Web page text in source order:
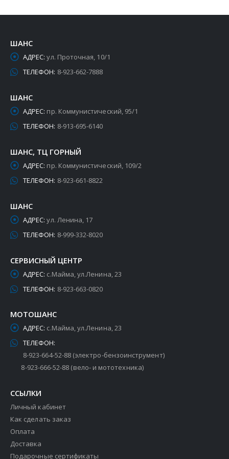
ШАНС
АДРЕС: ул. Проточная, 10/1
ТЕЛЕФОН: 8-923-662-7888
ШАНС
АДРЕС: пр. Коммунистический, 95/1
ТЕЛЕФОН: 8-913-695-6140
ШАНС, ТЦ ГОРНЫЙ
АДРЕС: пр. Коммунистический, 109/2
ТЕЛЕФОН: 8-923-661-8822
ШАНС
АДРЕС: ул. Ленина, 17
ТЕЛЕФОН: 8-999-332-8020
СЕРВИСНЫЙ ЦЕНТР
АДРЕС: с.Майма, ул.Ленина, 23
ТЕЛЕФОН: 8-923-663-0820
МОТОШАНС
АДРЕС: с.Майма, ул.Ленина, 23
ТЕЛЕФОН:
8-923-664-52-88 (электро-бензоинструмент)
8-923-666-52-88 (вело- и мототехника)
ССЫЛКИ
Личный кабинет
Как сделать заказ
Оплата
Доставка
Подарочные сертификаты